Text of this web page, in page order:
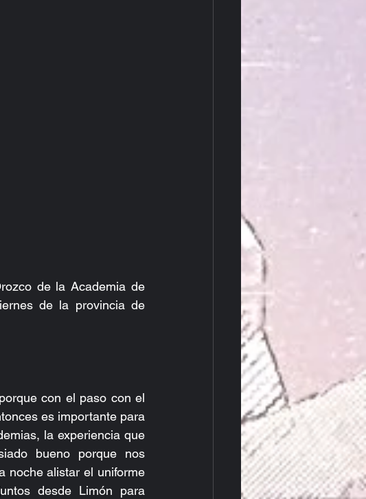
de la Academia de
de la provincia de
con el paso con el
es importante para
la experiencia que
bueno porque nos
noche alistar el uniforme
desde Limón para